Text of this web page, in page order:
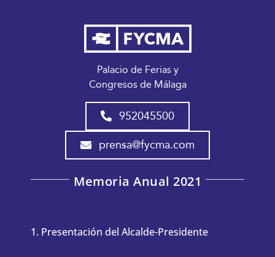
Palacio de Ferias y
Congresos de Málaga
952045500
prensa@fycma.com
Memoria Anual 2021
1. Presentación del Alcalde-Presidente